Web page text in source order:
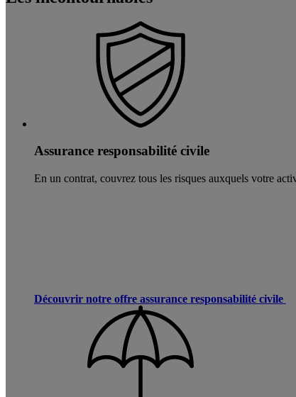
Assurance responsabilité civile
En un contrat, couvrez tous les risques auxquels votre
Découvrir notre offre assurance responsabilité civile